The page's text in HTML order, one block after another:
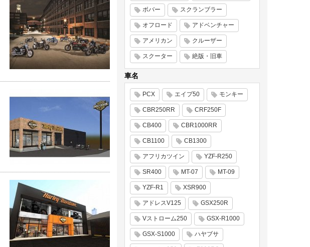
ボバー スクランブラー
オフロード アドベンチャー
アメリカン クルーザー
スクーター 絶版・旧車
車名
PCX エイプ50 モンキー
CBR250RR CRF250F
CB400 CBR1000RR
CB1100 CB1300
アフリカツイン YZF-R250
SR400 MT-07 MT-09
YZF-R1 XSR900
アドレスV125 GSX250R
Vストローム250 GSX-R1000
GSX-S1000 ハヤブサ